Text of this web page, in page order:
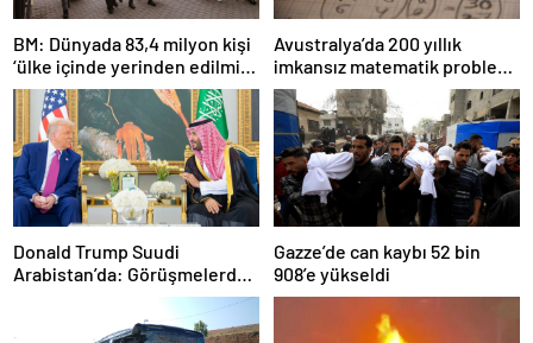
BM: Dünyada 83,4 milyon kişi
‘ülke içinde yerinden edilmiş’
olarak yaşıyor
Avustralya’da 200 yıllık
imkansız matematik problemi
çözüldü
Donald Trump Suudi
Arabistan’da: Görüşmelerde
Gazze’de can kaybı 52 bin
908’e yükseldi